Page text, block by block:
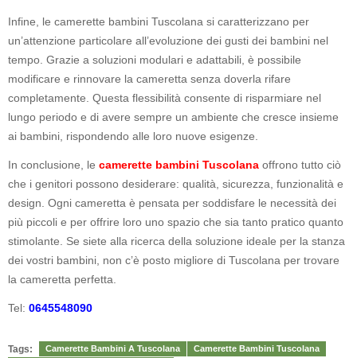
Infine, le camerette bambini Tuscolana si caratterizzano per
un’attenzione particolare all’evoluzione dei gusti dei bambini nel
tempo. Grazie a soluzioni modulari e adattabili, è possibile
modificare e rinnovare la cameretta senza doverla rifare
completamente. Questa flessibilità consente di risparmiare nel
lungo periodo e di avere sempre un ambiente che cresce insieme
ai bambini, rispondendo alle loro nuove esigenze.
In conclusione, le camerette bambini Tuscolana offrono tutto ciò
che i genitori possono desiderare: qualità, sicurezza, funzionalità e
design. Ogni cameretta è pensata per soddisfare le necessità dei
più piccoli e per offrire loro uno spazio che sia tanto pratico quanto
stimolante. Se siete alla ricerca della soluzione ideale per la stanza
dei vostri bambini, non c’è posto migliore di Tuscolana per trovare
la cameretta perfetta.
Tel: 0645548090
Tags: Camerette Bambini A Tuscolana
Camerette Bambini Tuscolana